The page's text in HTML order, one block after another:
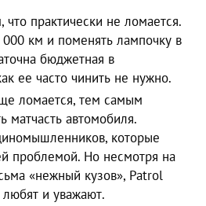
что практически не ломается.
км и поменять лампочку в
бюджетная в
ее часто чинить не нужно.
ломается, тем самым
матчасть автомобиля.
которые
проблемой. Но несмотря на
«нежный кузов», Patrol
и уважают.